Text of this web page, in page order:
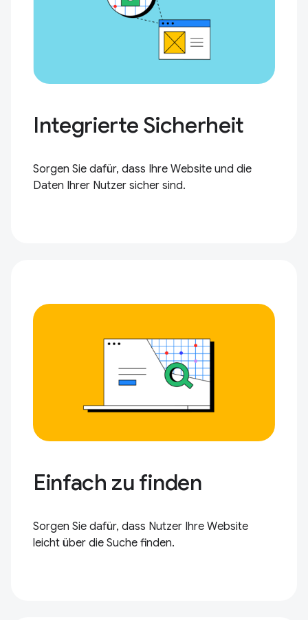
Integrierte Sicherheit
Sorgen Sie dafür, dass Ihre Website und die
Daten Ihrer Nutzer sicher sind.
Einfach zu finden
Sorgen Sie dafür, dass Nutzer Ihre Website
leicht über die Suche finden.